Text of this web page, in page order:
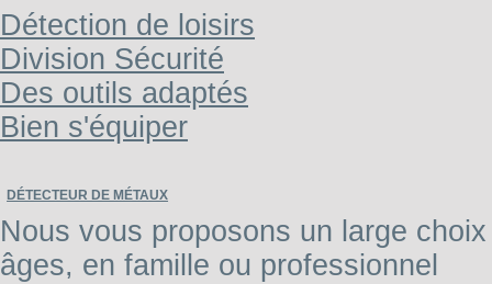
Détection de loisirs
Division Sécurité
Des outils adaptés
Bien s'équiper
DÉTECTEUR DE MÉTAUX
Nous vous proposons un large
âges, en famille ou professionnel